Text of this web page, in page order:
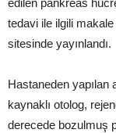
edilen pankreas
tedavi ile ilgili
sitesinde yayınlandı.
Hastaneden yapılan
kaynaklı otolog,
derecede bozulmuş